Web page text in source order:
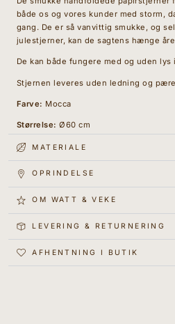
både os og vores kunder med storm,
gang. De er så vanvittig smukke, og
julestjerner, kan de sagtens hænge
De kan både fungere med og uden lys
Stjernen leveres uden ledning og
Farve: Mocca
Størrelse: Ø60 cm
MATERIALE
OPRINDELSE
OM WATT & VEKE
LEVERING & RETURNERING
AFHENTNING I BUTIK